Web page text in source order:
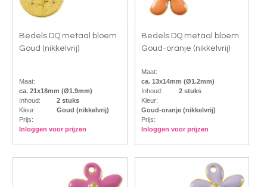
Bedels DQ metaal bloem
Goud (nikkelvrij)
Maat:
ca. 21x18mm (Ø1.9mm)
Inhoud:
2 stuks
Kleur:
Goud (nikkelvrij)
Prijs:
Inloggen voor prijzen
Bedels DQ metaal bloem
Goud-oranje (nikkelvrij)
Maat:
ca. 13x14mm (Ø1.2mm)
Inhoud:
2 stuks
Kleur:
Goud-oranje (nikkelvrij)
Prijs:
Inloggen voor prijzen